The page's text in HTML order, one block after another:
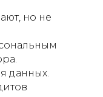
но не
данных.